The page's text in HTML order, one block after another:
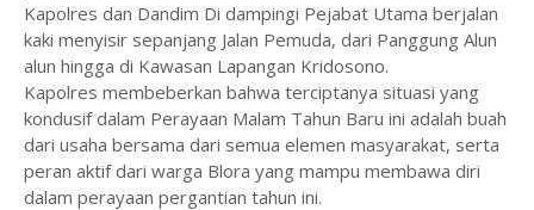
Kapolres dan Dandim Di dampingi Pejabat Utama berjalan
kaki menyisir sepanjang Jalan Pemuda, dari Panggung Alun
alun hingga di Kawasan Lapangan Kridosono.
Kapolres membeberkan bahwa terciptanya situasi yang
kondusif dalam Perayaan Malam Tahun Baru ini adalah buah
dari usaha bersama dari semua elemen masyarakat, serta
peran aktif dari warga Blora yang mampu membawa diri
dalam perayaan pergantian tahun ini.